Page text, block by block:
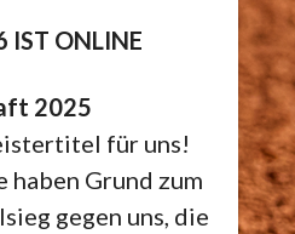
IST ONLINE
2025
für uns!
haben Grund zum
gegen uns, die